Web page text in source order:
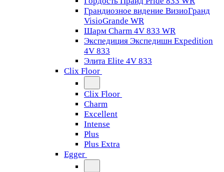
Грандиозное видение ВизиоГранд
VisioGrande WR
Шарм Charm 4V 833 WR
Экспедиция Экспедишн Expedition
4V 833
Элита Elite 4V 833
Clix Floor
Clix Floor
Charm
Excellent
Intense
Plus
Plus Extra
Egger